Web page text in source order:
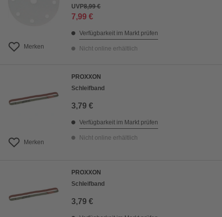
Merken
UVP8,99 €
7,99 €
Verfügbarkeit im Markt prüfen
Nicht online erhältlich
Merken
PROXXON
Schleifband
3,79 €
Verfügbarkeit im Markt prüfen
Nicht online erhältlich
PROXXON
Schleifband
3,79 €